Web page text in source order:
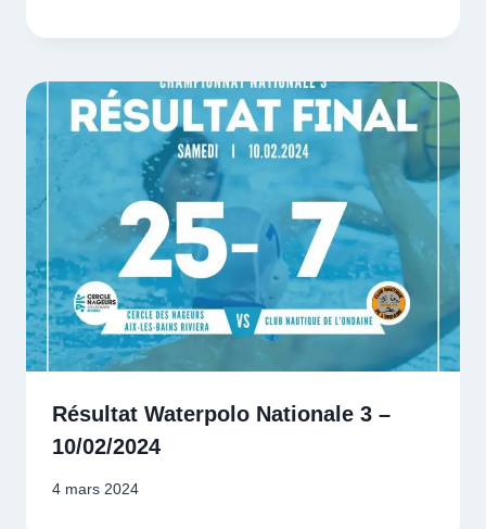
Résultat Waterpolo Nationale 3 –
10/02/2024
4 mars 2024